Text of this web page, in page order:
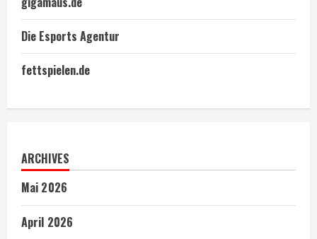
Die Esports Agentur
fettspielen.de
ARCHIVES
Mai 2026
April 2026